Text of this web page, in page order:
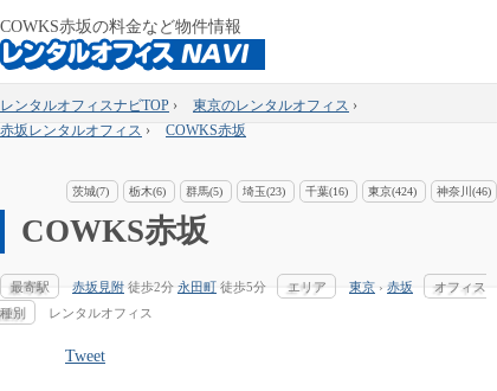
COWKS赤坂の料金など物件情報
レンタルオフィスナビTOP › 東京のレンタルオフィス ›
赤坂レンタルオフィス › COWKS赤坂
茨城(7) 栃木(6) 群馬(5) 埼玉(23) 千葉(16) 東京(424) 神奈川(46)
COWKS赤坂
最寄駅 赤坂見附 徒歩2分 永田町 徒歩5分 エリア 東京 › 赤坂
オフィス
種別
レンタルオフィス
Tweet